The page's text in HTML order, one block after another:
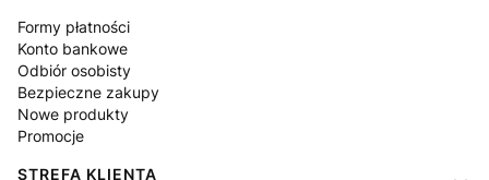
Formy płatności
Konto bankowe
Odbiór osobisty
Bezpieczne zakupy
Nowe produkty
Promocje
STREFA KLIENTA